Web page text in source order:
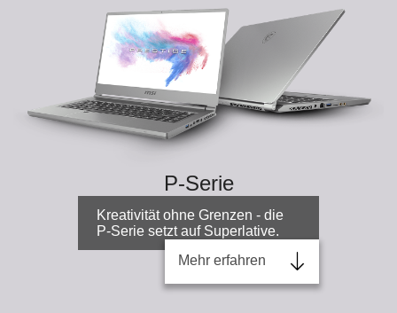
P-Serie
Kreativität ohne Grenzen - die
P-Serie setzt auf Superlative.
Mehr erfahren